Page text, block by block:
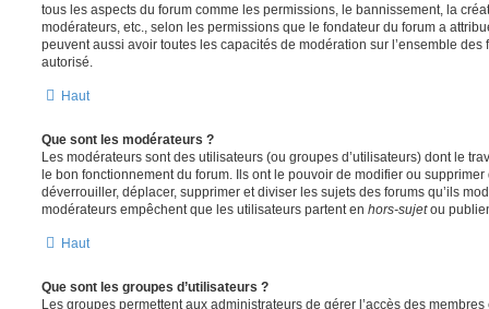
tous les aspects du forum comme les permissions, le bannissement, la
modérateurs, etc., selon les permissions que le fondateur du forum a
peuvent aussi avoir toutes les capacités de modération sur l’ensemble
autorisé.
Haut
Que sont les modérateurs ?
Les modérateurs sont des utilisateurs (ou groupes d’utilisateurs) dont le
le bon fonctionnement du forum. Ils ont le pouvoir de modifier ou
déverrouiller, déplacer, supprimer et diviser les sujets des forums qu’ils
modérateurs empêchent que les utilisateurs partent en hors-sujetou
Haut
Que sont les groupes d’utilisateurs ?
Les groupes permettent aux administrateurs de gérer l’accès des